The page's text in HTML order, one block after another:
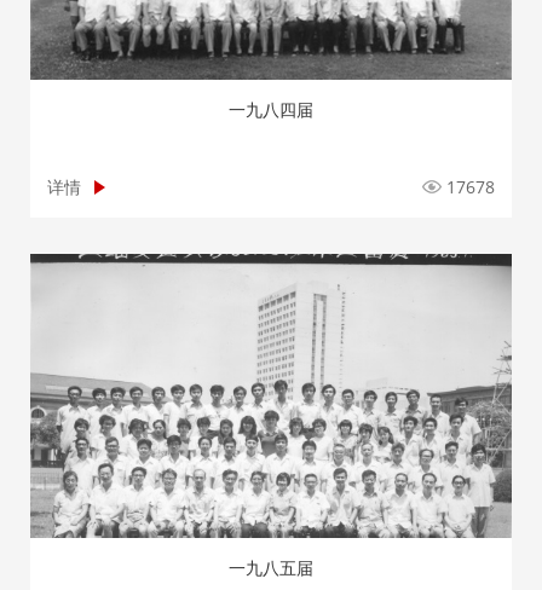
一九八四届
详情 17678
一九八五届